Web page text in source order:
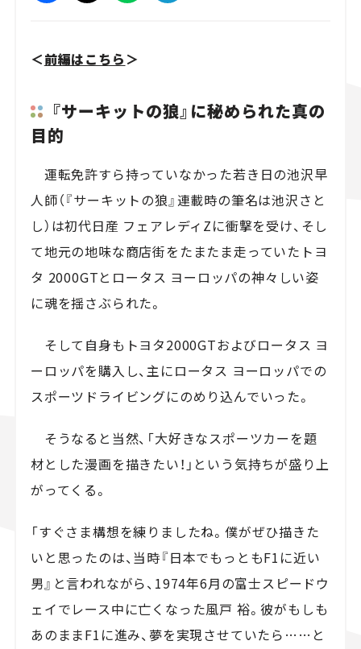
＜前編はこちら ＞
『サーキットの狼』に秘められた真の
目的
運転免許すら持っていなかった若き日の池沢早
人師（『サーキットの狼』連載時の筆名は池沢さと
し）は初代日産 フェアレディZに衝撃を受け、そし
て地元の地味な商店街をたまたま走っていたトヨ
タ 2000GTとロータス ヨーロッパの神々しい姿
に魂を揺さぶられた。
そして自身もトヨタ2000GTおよびロータス ヨ
ーロッパを購入し、主にロータス ヨーロッパでの
スポーツドライビングにのめり込んでいった。
そうなると当然、「大好きなスポーツカーを題
材とした漫画を描きたい！」という気持ちが盛り上
がってくる。
「すぐさま構想を練りましたね。僕がぜひ描きた
いと思ったのは、当時『日本でもっともF1に近い
男』と言われながら、1974年6月の富士スピードウ
ェイでレース中に亡くなった風戸 裕。彼がもしも
あのままF1に進み、夢を実現させていたら……と